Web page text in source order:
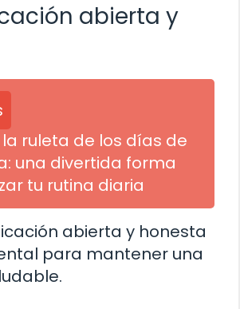
abierta y
ruleta de los días de
una divertida forma
tu rutina diaria
abierta y honesta
para mantener una